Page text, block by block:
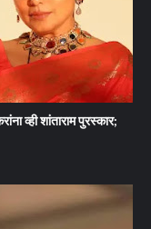
व्ही शांताराम पुरस्कार;